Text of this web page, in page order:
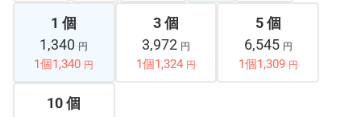
1 個
1,340 円
1個1,340 円
3 個
3,972 円
1個1,324 円
5 個
6,545 円
1個1,309 円
10 個